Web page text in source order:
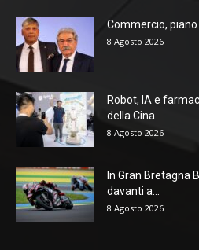
Commercio,
8 Agosto 2026
Robot, IA e
della Cina
8 Agosto 2026
In Gran Bretagna
davanti a...
8 Agosto 2026